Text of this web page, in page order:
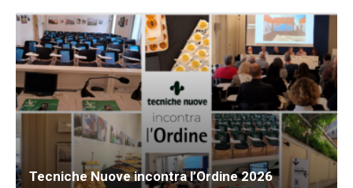
Tecniche Nuove incontra l’Ordine 2026